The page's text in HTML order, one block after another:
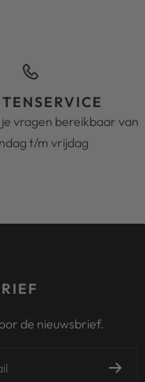
je vragen bereikbaar van
t/m vrijdag
de nieuwsbrief.